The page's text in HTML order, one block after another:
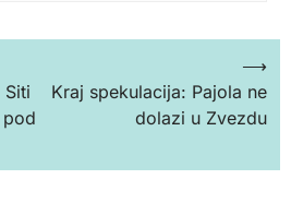
Siti
pod
Kraj spekulacija: Pajola ne
dolazi u Zvezdu
⟶